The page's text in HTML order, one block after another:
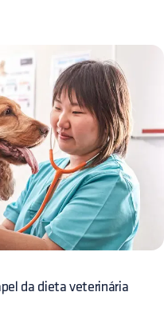
da dieta veterinária